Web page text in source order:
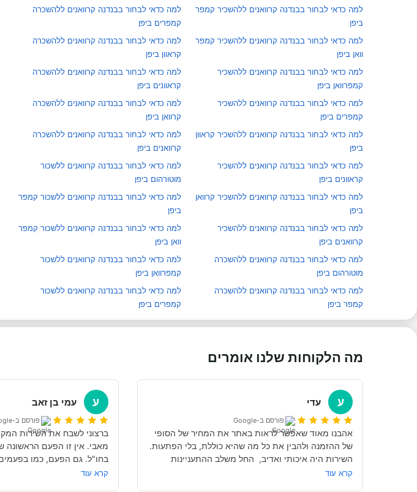
למה כדאי לבחור בבנדנה קרוואנים ללהשכיר קמפר
ביפן
למה כדאי לבחור בבנדנה קרוואנים ללהשכיר קמפר
וואן ביפן
למה כדאי לבחור בבנדנה קרוואנים ללהשכיר
קמפרוואן ביפן
למה כדאי לבחור בבנדנה קרוואנים ללהשכיר
קמפרים ביפן
למה כדאי לבחור בבנדנה קרוואנים ללהשכיר קראוון
ביפן
למה כדאי לבחור בבנדנה קרוואנים ללהשכיר
קראוונים ביפן
למה כדאי לבחור בבנדנה קרוואנים ללהשכיר קרוואן
ביפן
למה כדאי לבחור בבנדנה קרוואנים ללהשכיר
קרוואנים ביפן
למה כדאי לבחור בבנדנה קרוואנים ללהשכרה
מוטורהום ביפן
למה כדאי לבחור בבנדנה קרוואנים ללהשכרה
קמפר ביפן
למה כדאי לבחור בבנדנה קרוואנים ללהשכרה
קמפרים ביפן
למה כדאי לבחור בבנדנה קרוואנים ללהשכרה
קראוון ביפן
למה כדאי לבחור בבנדנה קרוואנים ללהשכרה
קראוונים ביפן
למה כדאי לבחור בבנדנה קרוואנים ללהשכרה
קרוואן ביפן
למה כדאי לבחור בבנדנה קרוואנים ללהשכרה
קרוואנים ביפן
למה כדאי לבחור בבנדנה קרוואנים ללשכור
מוטורהום ביפן
למה כדאי לבחור בבנדנה קרוואנים ללשכור קמפר
ביפן
למה כדאי לבחור בבנדנה קרוואנים ללשכור קמפר
וואן ביפן
למה כדאי לבחור בבנדנה קרוואנים ללשכור
קמפרוואן ביפן
למה כדאי לבחור בבנדנה קרוואנים ללשכור
קמפרים ביפן
מה הלקוחות שלנו אומרים
ע עדי
פורסם ב-Google
קרא עוד
ע עמי בן זאב
פורסם ב-Google
קרא עוד